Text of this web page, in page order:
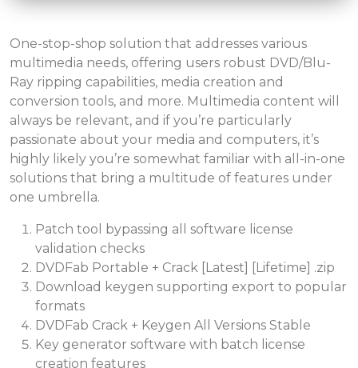
One-stop-shop solution that addresses various
multimedia needs, offering users robust DVD/Blu-
Ray ripping capabilities, media creation and
conversion tools, and more. Multimedia content will
always be relevant, and if you’re particularly
passionate about your media and computers, it’s
highly likely you’re somewhat familiar with all-in-one
solutions that bring a multitude of features under
one umbrella.
Patch tool bypassing all software license
validation checks
DVDFab Portable + Crack [Latest] [Lifetime] .zip
Download keygen supporting export to popular
formats
DVDFab Crack + Keygen All Versions Stable
Key generator software with batch license
creation features